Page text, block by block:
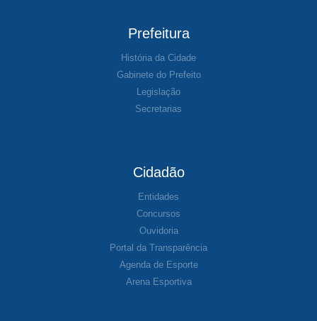
Prefeitura
História da Cidade
Gabinete do Prefeito
Legislação
Secretarias
Cidadão
Entidades
Concursos
Ouvidoria
Portal da Transparência
Agenda de Esporte
Arena Esportiva